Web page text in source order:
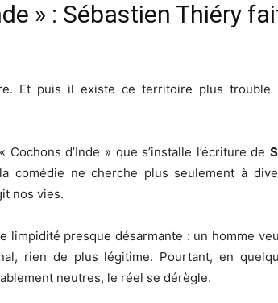
» : Sébastien Thiéry
Et puis il existe ce territoire plus
Cochons d’Inde » que s’installe l’écriture de
comédie ne cherche plus seulement à
nos vies.
limpidité presque désarmante : un homme
rien de plus légitime. Pourtant, en
neutres, le réel se dérègle.